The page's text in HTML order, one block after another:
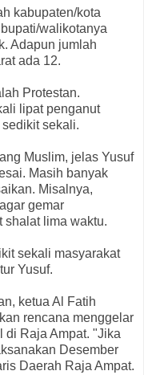
kabupaten/kota
walikotanya
Adapun jumlah
ada 12.
Protestan.
lipat penganut
sekali.
Muslim, jelas Yusuf
Masih banyak
Misalnya,
gemar
shalat lima waktu.
sekali masyarakat
Yusuf.
ketua Al Fatih
rencana menggelar
di Raja Ampat. "Jika
Desember
Daerah Raja Ampat.